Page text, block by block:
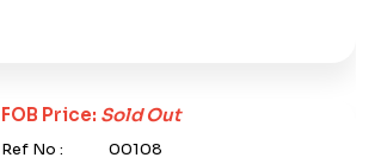
FOB Price: Sold Out
Ref No :
00108